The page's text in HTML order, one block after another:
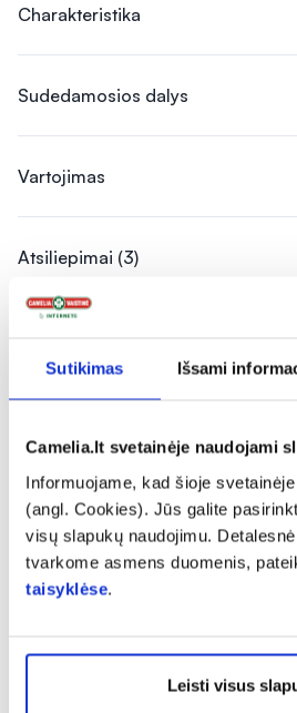
Sutikimas Išsami
Camelia.lt svetainėje naudojami
Informuojame, kad šioje
(angl. Cookies). Jūs galite
visų slapukų naudojimu.
tvarkome asmens duomenis,
taisyklėse.
Leisti visus
Charakteristika
Sudedamosios dalys
Vartojimas
Atsiliepimai (3)